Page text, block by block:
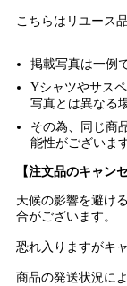
こちらはリユース
掲載写真は一例
Yシャツやサス
写真とは異なる
その為、同じ商
能性がございます
【注文品のキャン
天候の影響を避ける
合がございます。
恐れ入りますがキ
商品の発送状況に